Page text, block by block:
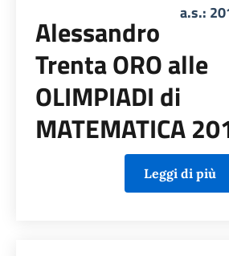
a.s.:
Alessandro
Trenta ORO alle
OLIMPIADI di
MATEMATICA
Leggi di più